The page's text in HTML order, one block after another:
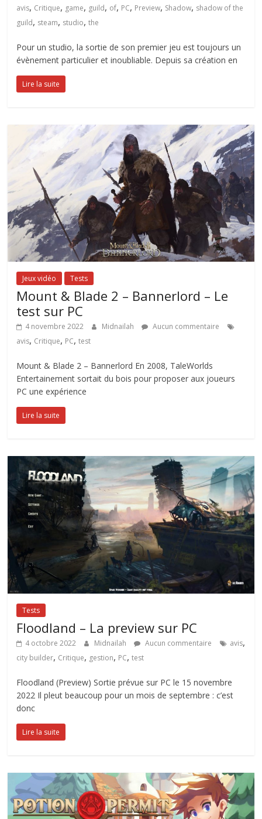
avis, Critique, game, guild, of, PC, Preview, Shadow, shadow of the
guild, steam, studio,the
Pour un studio, la sortie de son premier jeu est toujours un
évènement particulier et inoubliable. Depuis sa création en
Lire la suite
Jeux vidéo Tests
Mount & Blade 2 – Bannerlord – Le
test sur PC
4 novembre 2022 Midnailah
Aucun commentaire
avis, Critique, PC,test
Mount & Blade 2 – Bannerlord En 2008, TaleWorlds
Entertainement sortait du bois pour proposer aux joueurs
PC une expérience
Lire la suite
Tests
Floodland – La preview sur PC
4 octobre 2022 Midnailah Aucun commentaire avis,
city builder, Critique, gestion, PC,test
Floodland (Preview) Sortie prévue sur PC le 15 novembre
2022 Il pleut beaucoup pour un mois de septembre : c’est
donc
Lire la suite